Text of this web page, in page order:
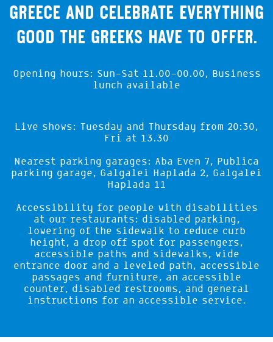
Greece and celebrate everything
good the Greeks have to offer.
Opening hours: Sun-Sat 11.00-00.00, Business
lunch available
Live shows: Tuesday and Thursday from 20:30,
Fri at 13.30
Nearest parking garages: Aba Even 7, Publica
parking garage, Galgalei Haplada 2, Galgalei
Haplada 11
Accessibility for people with disabilities
at our restaurants: disabled parking,
lowering of the sidewalk to reduce curb
height, a drop off spot for passengers,
accessible paths and sidewalks, wide
entrance door and a leveled path, accessible
passages and furniture, an accessible
counter, disabled restrooms, and general
instructions for an accessible service.